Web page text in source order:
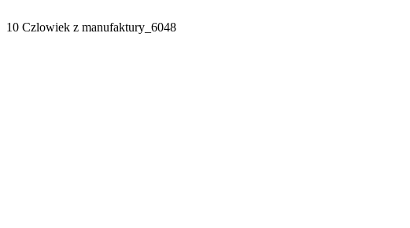
10 Czlowiek z manufaktury_6048